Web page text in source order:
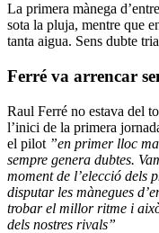
La primera mànega
sota la pluja, mentre que
tanta aigua. Sens dubte
Ferré va arrencar
Raul Ferré no estava del
l’inici de la primera
el pilot ”en primer lloc
sempre genera dubtes.
moment de l’elecció dels
disputar les mànegues
trobar el millor ritme i
dels nostres rivals”